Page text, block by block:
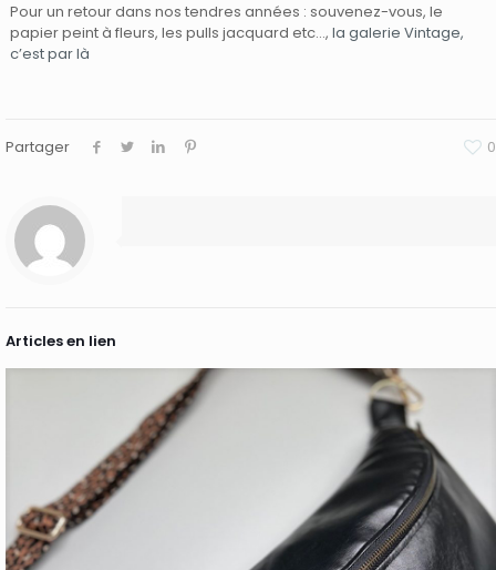
Pour un retour dans nos tendres années : souvenez-vous, le
papier peint à fleurs, les pulls jacquard etc…,la galerie Vintage,
c’est par là
Partager 0
Articles en lien